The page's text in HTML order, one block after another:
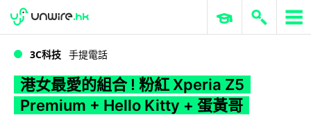
WWDC 2026 ERP 與商業 AI
3C科技 手提電話
港女最愛的組合 ! 粉紅 Xperia Z5
Premium + Hello Kitty + 蛋黃哥